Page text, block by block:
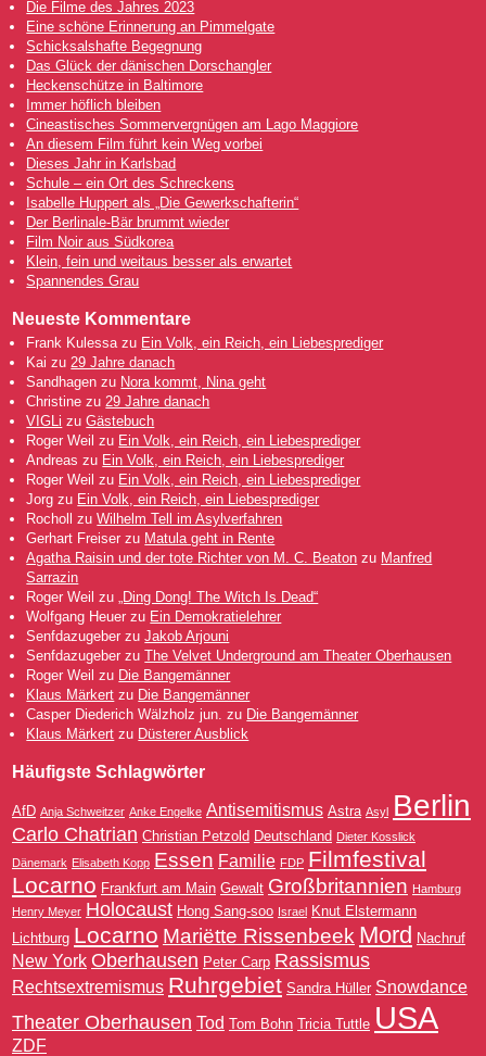
Die Filme des Jahres 2023
Eine schöne Erinnerung an Pimmelgate
Schicksalshafte Begegnung
Das Glück der dänischen Dorschangler
Heckenschütze in Baltimore
Immer höflich bleiben
Cineastisches Sommervergnügen am Lago Maggiore
An diesem Film führt kein Weg vorbei
Dieses Jahr in Karlsbad
Schule – ein Ort des Schreckens
Isabelle Huppert als „Die Gewerkschafterin“
Der Berlinale-Bär brummt wieder
Film Noir aus Südkorea
Klein, fein und weitaus besser als erwartet
Spannendes Grau
Neueste Kommentare
Frank Kulessa zu Ein Volk, ein Reich, ein Liebesprediger
Kai zu 29 Jahre danach
Sandhagen zu Nora kommt, Nina geht
Christine zu 29 Jahre danach
VIGLi zuGästebuch
Roger Weil zu Ein Volk, ein Reich, ein Liebesprediger
Andreas zu Ein Volk, ein Reich, ein Liebesprediger
Roger Weil zu Ein Volk, ein Reich, ein Liebesprediger
Jorg zu Ein Volk, ein Reich, ein Liebesprediger
Rocholl
zuWilhelm Tell im Asylverfahren
Gerhart Freiser zu Matula geht in Rente
Agatha Raisin und der tote Richter von M. C. Beaton zu Manfred
Sarrazin
Roger Weil zu
„Ding Dong! The Witch Is Dead“
Wolfgang Heuer zu Ein Demokratielehrer
Senfdazugeber zuJakob Arjouni
Senfdazugeber zuThe Velvet Underground am Theater Oberhausen
Roger Weil zu Die Bangemänner
Klaus Märkert zu Die Bangemänner
Casper Diederich Wälzholz jun. zu Die Bangemänner
Klaus Märkert zu Düsterer Ausblick
Häufigste Schlagwörter
AfD Anja Schweitzer Anke Engelke Antisemitismus Astra Asyl Berlin
Carlo Chatrian Christian Petzold Deutschland Dieter Kosslick
Dänemark Elisabeth Kopp Essen Familie FDP Filmfestival
Locarno Frankfurt am Main Gewalt Großbritannien Hamburg
Henry Meyer Holocaust Hong Sang-soo Israel Knut Elstermann
Lichtburg Locarno Mariëtte Rissenbeek Mord Nachruf
New York Oberhausen Peter Carp Rassismus
Rechtsextremismus Ruhrgebiet Sandra Hüller Snowdance
Theater Oberhausen Tod Tom Bohn Tricia Tuttle USA
ZDF